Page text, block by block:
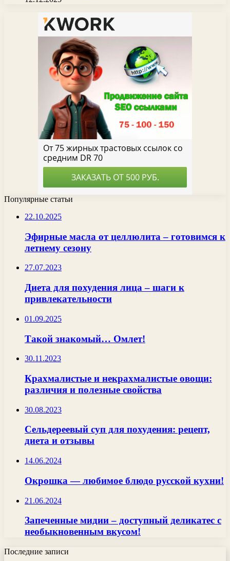
Популярные статьи
22.10.2025
Эфирные масла от целлюлита – готовимся к
летнему сезону
27.07.2023
Диета для похудения лица – шаги к
привлекательности
01.09.2025
Такой знакомый… Омлет!
30.11.2023
Крахмалистые и некрахмалистые овощи:
различия и полезные свойства
30.08.2023
Сельдереевый суп для похудения: рецепт,
диета и отзывы
14.06.2024
Окрошка — любимое блюдо русской кухни!
21.06.2024
Запеченные мидии – доступный деликатес с
необыкновенным вкусом!
Последние записи